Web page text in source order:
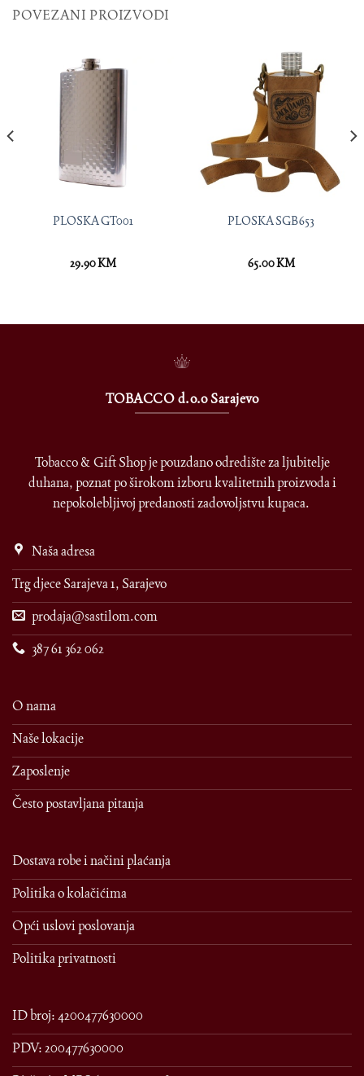
POVEZANI PROIZVODI
PLOSKA GT001
29.90KM
PLOSKA SGB653
65.00KM
TOBACCO d.o.o Sarajevo
Tobacco & Gift Shop je pouzdano odredište za ljubitelje
duhana, poznat po širokom izboru kvalitetnih proizvoda i
nepokolebljivoj predanosti zadovoljstvu kupaca.
Naša adresa
Trg djece Sarajeva 1, Sarajevo
prodaja@sastilom.com
387 61 362 062
O nama
Naše lokacije
Zaposlenje
Često postavljana pitanja
Dostava robe i načini plaćanja
Politika o kolačićima
Opći uslovi poslovanja
Politika privatnosti
ID broj: 4200477630000
PDV: 200477630000